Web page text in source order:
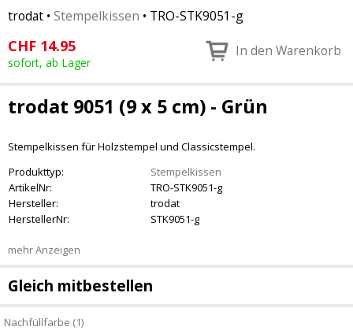
trodat • Stempelkissen • TRO-STK9051-g
CHF 14.95
sofort, ab Lager
In den Warenkorb
trodat 9051 (9 x 5 cm) - Grün
Stempelkissen für Holzstempel und Classicstempel.
Produkttyp:
Stempelkissen
ArtikelNr:
TRO-STK9051-g
Hersteller:
trodat
HerstellerNr:
STK9051-g
mehr Anzeigen
Gleich mitbestellen
Nachfüllfarbe (1)